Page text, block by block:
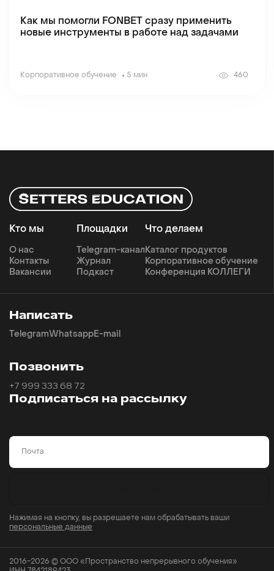
Как мы помогли FONBET сразу применить
новые инструменты в работе над задачами
Корпоративное обучение 5 мин 460
Кто мы
О нас
Контакты
Вакансии
Что делаем
Каталог продуктов
Корпоративное обучение
Конференция КОЛЛЕГИ
Площадки
Telegram-канал
Журнал
Подкаст
Подписаться на рассылку
Email
Нажимая на кнопку, вы разрешаете нам обрабатывать ваши
персональные данные
Написать
TelegramWhatsapp E-mail
Позвонить
+7 999 333 68 72
2016-2026 © ООО «Пространство непрерывного обучения»